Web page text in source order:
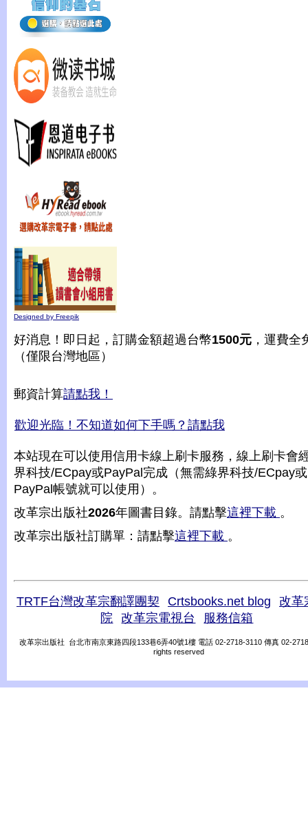
Designed by Freepik
好消息！即日起，訂購金額超過台幣1500元 ，運費全
（僅限台灣地區）
郵資計算請點我！
歡迎光臨！不知道如何下手嗎？請點我
本站現在可以使用信用卡線上刷卡服務，線上刷卡會
界科技/ECpay或PayPal完成（無需綠界科技/ECpay或
PayPal帳號就可以使用）。
改革宗出版社2026年圖書目錄。請點擊這裡下載 。
改革宗出版社訂購單：請點擊這裡下載 。
TRTF台灣改革宗翻譯團契 Crtsbooks.net blog
改革
院
改革宗電視台 服務信箱
改革宗出版社 台北市南京東路四段133巷6弄40號1樓 電話 02-2718-3110 傳真 02-
rights reserved